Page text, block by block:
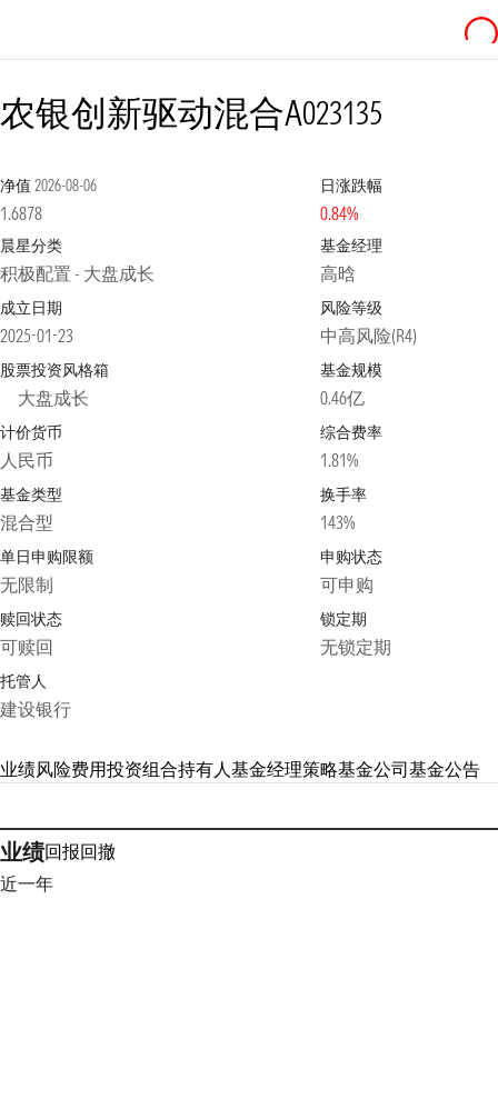
农银创新驱动混合A023135
净值 2026-08-06
1.6878
日涨跌幅
0.84%
晨星分类
积极配置 - 大盘成长
基金经理
高晗
成立日期
2025-01-23
风险等级
中高风险(R4)
股票投资风格箱
大盘成长
基金规模
0.46亿
计价货币
人民币
综合费率
1.81%
基金类型
混合型
换手率
143%
单日申购限额
无限制
申购状态
可申购
赎回状态
可赎回
锁定期
无锁定期
托管人
建设银行
业绩风险费用投资组合持有人基金经理策略基金公司基金公告
业绩回报回撤
近一年